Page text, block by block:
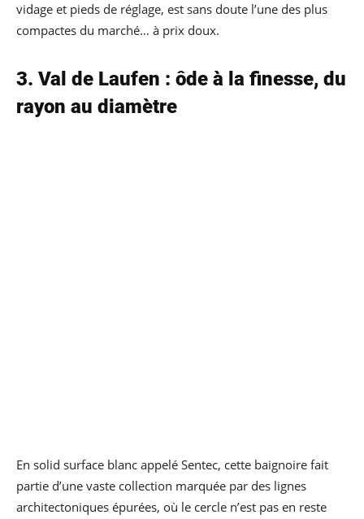
vidage et pieds de réglage, est sans doute l’une des plus
compactes du marché… à prix doux.
3. Val de Laufen : ôde à la finesse, du
rayon au diamètre
En solid surface blanc appelé Sentec, cette baignoire fait
partie d’une vaste collection marquée par des lignes
architectoniques épurées, où le cercle n’est pas en reste